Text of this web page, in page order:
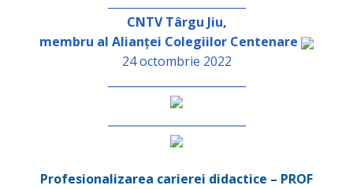
CNTV Târgu Jiu,
membru al Alianței Colegiilor Centenare
24 octombrie 2022
Profesionalizarea carierei didactice – PROF